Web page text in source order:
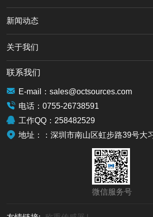
新闻动态
关于我们
联系我们
E-mail：sales@octsources.com
电话：0755-26738591
工作QQ：258482529
地址：：深圳市南山区虹步路39号大
微信服务号